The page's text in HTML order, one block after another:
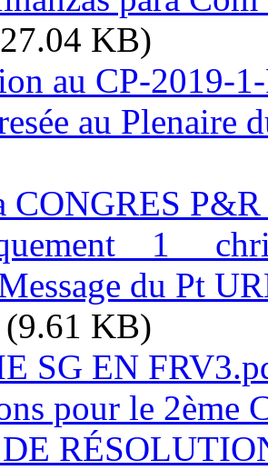
KB)
au CP-2019-
au Plenaire
CONGRES
du Pt
(9.61 KB)
SG EN
pour le 2ème